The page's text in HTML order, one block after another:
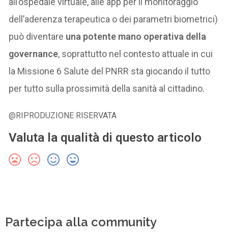
dell’aderenza terapeutica o dei parametri biometrici)
può diventare una potente mano operativa della
governance, soprattutto nel contesto attuale in cui
la Missione 6 Salute del PNRR sta giocando il tutto
per tutto sulla prossimità della sanità al cittadino.
@RIPRODUZIONE RISERVATA
Valuta la qualità di questo articolo
Partecipa alla community